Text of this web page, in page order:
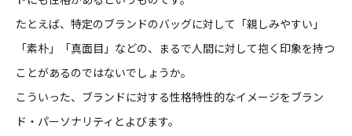
たとえば、特定のブランドのバッグに対して「親しみやすい」
「素朴」「真面目」などの、まるで人間に対して抱く印象を持つ
ことがあるのではないでしょうか。
こういった、ブランドに対する性格特性的なイメージをブラン
ド・パーソナリティとよびます。